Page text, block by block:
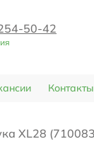
50-42
Контакты
XL28